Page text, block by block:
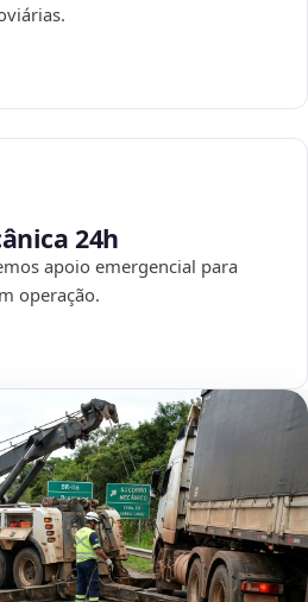
24h
apoio emergencial para
operação.